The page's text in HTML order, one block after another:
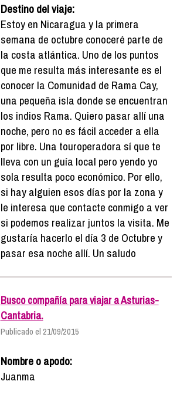
Destino del viaje:
Estoy en Nicaragua y la primera
semana de octubre conoceré parte de
la costa atlántica. Uno de los puntos
que me resulta más interesante es el
conocer la Comunidad de Rama Cay,
una pequeña isla donde se encuentran
los indios Rama. Quiero pasar allí una
noche, pero no es fácil acceder a ella
por libre. Una touroperadora sí que te
lleva con un guía local pero yendo yo
sola resulta poco económico. Por ello,
si hay alguien esos días por la zona y
le interesa que contacte conmigo a ver
si podemos realizar juntos la visita. Me
gustaría hacerlo el día 3 de Octubre y
pasar esa noche allí. Un saludo
Busco compañía para viajar a Asturias-
Cantabria.
Publicado el 21/09/2015
Nombre o apodo:
Juanma